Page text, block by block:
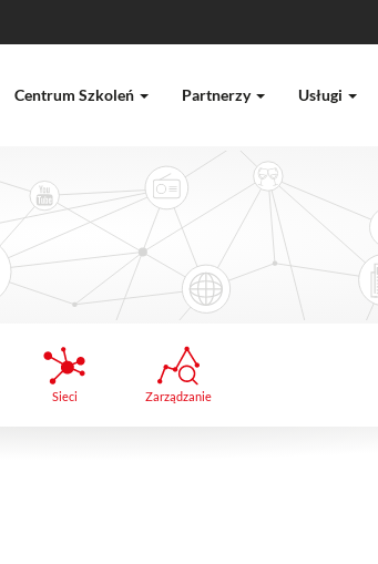
Centrum Szkoleń Partnerzy Usługi
Sieci Zarządzanie